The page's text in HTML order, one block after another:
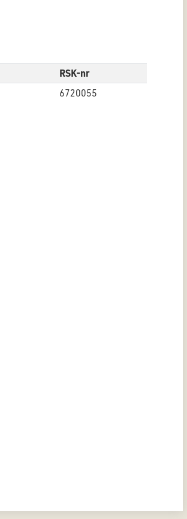
RSK-nr
6720055